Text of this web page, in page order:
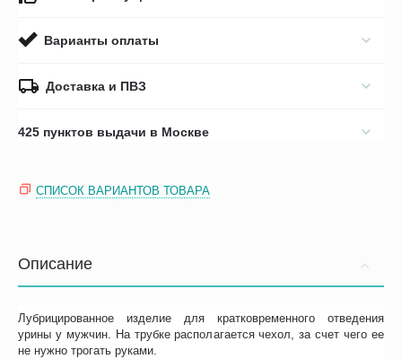
Варианты оплаты
Доставка и ПВЗ
425 пунктов выдачи в Москве
СПИСОК ВАРИАНТОВ ТОВАРА
Описание
Лубрицированное изделие для кратковременного отведения
урины у мужчин. На трубке располагается чехол, за счет чего ее
не нужно трогать руками.